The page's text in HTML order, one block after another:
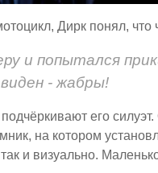
Дирк понял, что
и попытался
- жабры!
его
на котором
и визуально.